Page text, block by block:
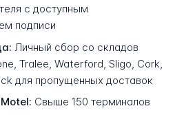
с доступным
подписи
Личный сбор со складов
Tralee, Waterford, Sligo, Cork,
для пропущенных доставок
Свыше 150 терминалов